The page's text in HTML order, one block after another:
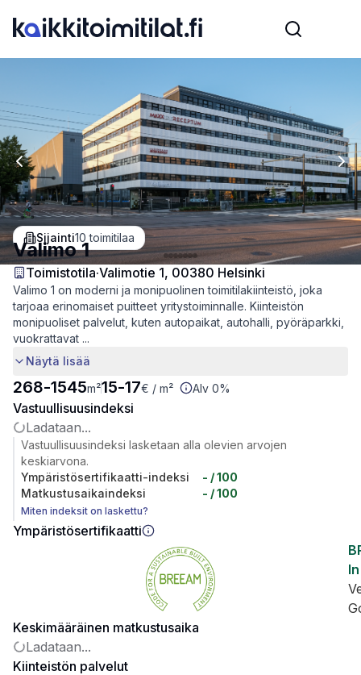
Previous slide
Sijainti10 toimitilaa
Valimo 1
Toimistotila·Valimotie 1, 00380 Helsinki
Valimo 1 on moderni ja monipuolinen toimitilakiinteistö, joka
tarjoaa erinomaiset puitteet yritystoiminnalle. Kiinteistön
monipuoliset palvelut, kuten autopaikat, autohalli, pyöräparkki,
vuokrattavat ...
Näytä lisää
268-1545m²15-17€ / m² Alv 0%
Vastuullisuusindeksi
Ladataan...
Vastuullisuusindeksi lasketaan alla olevien arvojen
keskiarvona.
Ympäristösertifikaatti-indeksi
- / 100
Matkustusaikaindeksi
- / 100
Miten indeksit on laskettu?
Ympäristösertifikaatti
Keskimääräinen matkustusaika
Ladataan...
Kiinteistön palvelut